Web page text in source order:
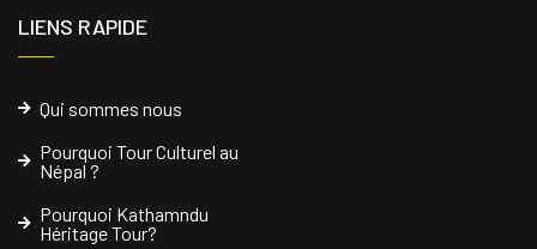
LIENS RAPIDE
Qui sommes nous
Pourquoi Tour Culturel au
Népal ?
Pourquoi Kathamndu
Héritage Tour?